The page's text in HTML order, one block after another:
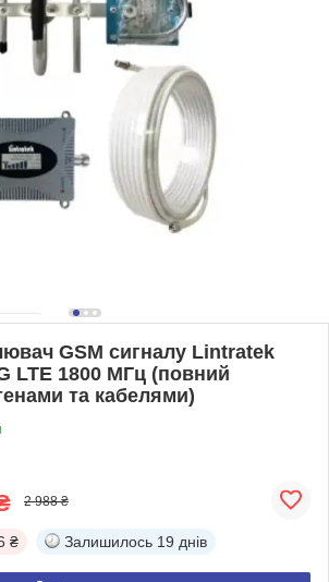
GSM сигналу Lintratek
LTE 1800 МГц (повний
та кабелями)
2 988 ₴
₴ Залишилось 19 днів